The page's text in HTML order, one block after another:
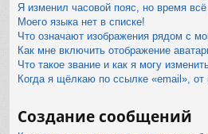
Я изменил часовой пояс, но время
Моего языка нет в списке!
Что означают изображения рядом с
Как мне включить отображение
Что такое звание и как я могу
Когда я щёлкаю по ссылке «email»,
Создание сообщений